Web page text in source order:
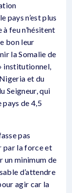
pays n’est plus
feu n’hésitent
bon leur
la Somalie de
institutionnel,
et du
Seigneur, qui
de 4,5
pas
par la force et
un minimum de
d’attendre
agir car la